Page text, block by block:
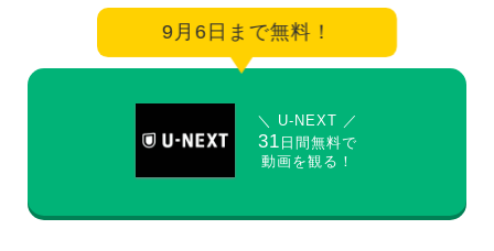
9月6日まで無料！
＼ U-NEXT ／
31 日間無料で
動画を観る！